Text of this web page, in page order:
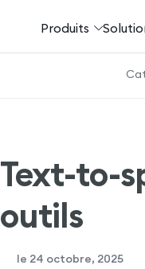
Produits
Text-to-
outils
le 24 octobre, 2025